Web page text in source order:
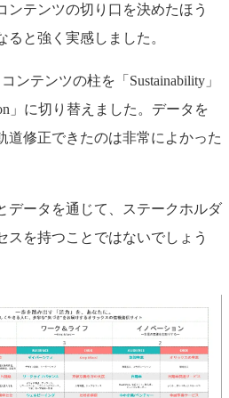
ンテンツの切り口を決めたほう
と強く実感しました。
ンテンツの柱を「Sustainability」
」に切り替えました。データを
道修正できたのは非常によかった
データを通じて、ステークホルダ
スを持つことではないでしょう